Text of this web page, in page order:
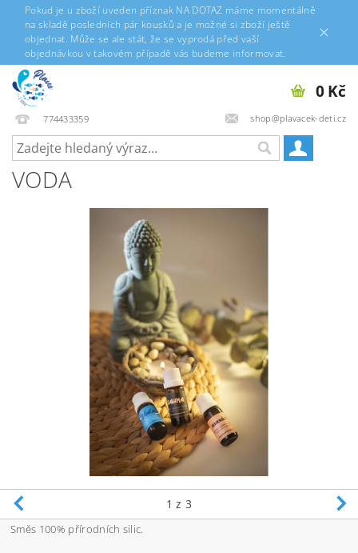
Pokud je u zboží uveden příznak NA DOTAZ máme momentálně
na skladě posledních pár kousků a je možné si zboží ještě
objednat. Může se ale stát, že se vyprodá před vaší
objednávkou v takovém případě vás budeme informovat.
774433359 shop@plavacek-deti.cz
0 Kč
VODA
1 z 3
Směs 100% přírodních silic.